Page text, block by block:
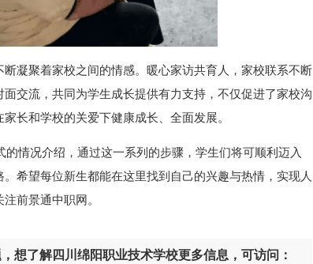
凝聚着家校之间的情感。暖心家访共育人，家校联系不断
交流，共同为学生成长提供有力支持，不仅促进了家校沟
长和学校的关爱下健康成长、全面发展。
的情况介绍，通过这一系列的步骤，学生们将可顺利迈入
希望每位新生都能在这里找到自己的兴趣与热情，实现人
前景通中职网。
想了解四川绵阳职业技术学校更多信息，可访问：